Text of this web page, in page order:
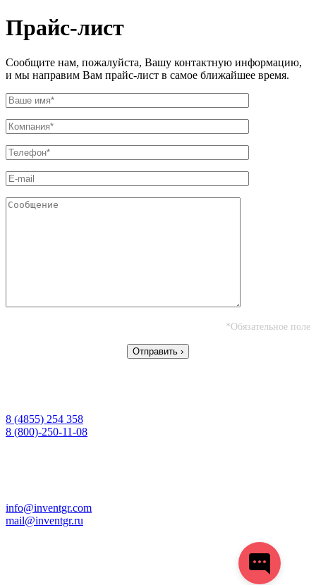
Прайс-лист
Сообщите нам, пожалуйста, Вашу контактную информацию,
и мы направим Вам прайс-лист в самое ближайшее время.
*Обязательное поле
8 (4855) 254 358
8 (800)-250-11-08
info@inventgr.com
mail@inventgr.ru